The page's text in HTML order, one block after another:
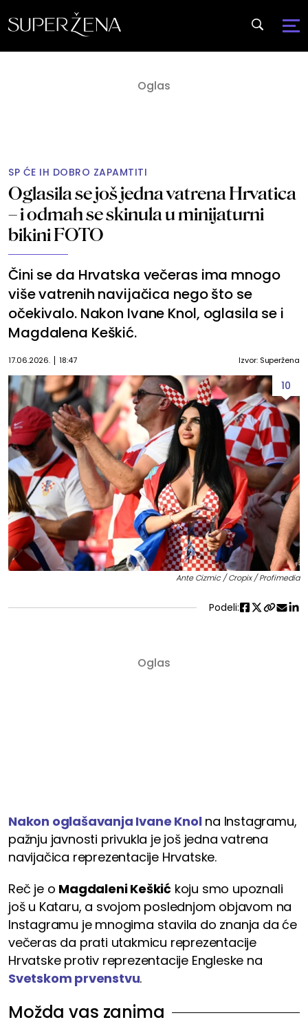
SP ĆE IH DOBRO ZAPAMTITI
Oglasila se još jedna vatrena Hrvatica
– i odmah se skinula u minijaturni
bikini FOTO
Čini se da Hrvatska večeras ima mnogo
više vatrenih navijačica nego što se
očekivalo. Nakon Ivane Knol, oglasila se i
Magdalena Keškić.
17.06.2026. 18:47 Izvor: Superžena
10
Ante Cizmic / Cropix / Profimedia
Podeli:
Nakon oglašavanja Ivane Knolna Instagramu,
pažnju javnosti privukla je još jedna vatrena
navijačica reprezentacije Hrvatske.
Reč je o Magdaleni Keškić koju smo upoznali
još u Kataru, a svojom poslednjom objavom na
Instagramu je mnogima stavila do znanja da će
večeras da prati utakmicu reprezentacije
Hrvatske protiv reprezentacije Engleske na
Svetskom prvenstvu.
Možda vas zanima